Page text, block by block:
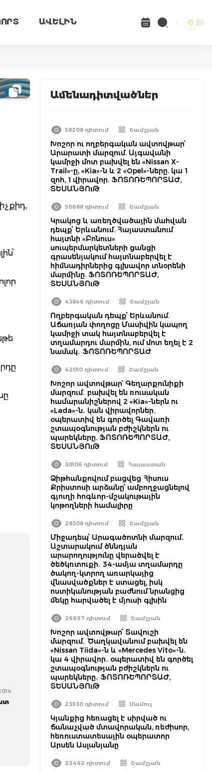
ԱՎԵԼԻՆ
Ամենադիտվածներ
58208 դիտում Շամշյան
Խոշոր ու ողբերգական ավտովթար՝
Արարատի մարզում. Այգավանի
կամրջի մոտ բախվել են «Nissan X-
Trail»-ը, «Kia»-ն և 2 «Opel»-ները. կա 1
զոհ, 1 վիրավոր. ՖՈՏՈՌԵՊՈՐՏԱԺ,
ՏԵՍԱՆՅՈւԹ
50688 դիտում Շամշյան
Կրակոց և առեղծվածային մահվան
դեպք՝ Երևանում. Հայաստանում
հայտնի «Բոնուս»
սուպերմարկետների ցանցի
գրասենյակում հայտնաբերվել է
հիմնադիրներից գլխավոր տնօրենի
մարմինը. ՖՈՏՈՌԵՊՈՐՏԱԺ,
ՏԵՍԱՆՅՈւԹ
43846 դիտում Շամշյան
Ողբերգական դեպք՝ Երևանում.
Աճառյան փողոցը Մասիվին կապող
կամրջի տակ հայտնաբերվել է
տղամարդու մարմին, ում մոտ եղել է 2
նամակ․ ՖՈՏՈՌԵՊՈՐՏԱԺ
42010 դիտում Շամշյան
Խոշոր ավտովթար՝ Գեղարքունիքի
մարզում․ բախվել են ռուսական
համարանիշներով 2 «Kia»-ներն ու
«Lada»-ն․ կան վիրավորներ.
օպերատիվ են գործել Գավառի
շտապօգնության բժիշկներն ու
պարեկները. ՖՈՏՈՌԵՊՈՐՏԱԺ,
ՏԵՍԱՆՅՈւԹ
30106 դիտում Հայաստան
Ձիթհանքովում բացվեց Հիսուս
Քրիստոսի արձանը՝ ամբողջացնելով
գյուղի հոգևոր-մշակութային
կոթողների համալիրը
28308 դիտում Շամշյան
Միջադեպ՝ Արագածոտնի մարզում․
Աշտարակում ծննդյան
արարողությունը վերածվել է
ծեծկռտուքի․ 34-ամյա տղամարդը
ծակող-կտրող առարկայից
վնասվածքներ է ստացել, իսկ
ոստիկանության բաժնում նրանցից
մեկը հարվածել է մյուսի գլխին
26697 դիտում Շամշյան
Խոշոր ավտովթար՝ Տավուշի
մարզում․ Ծաղկավանում բախվել են
«Nissan Tiida»-ն և «Mercedes Vito»-ն․
կա 4 վիրավոր․ օպերատիվ են գործել
շտապօգնության բժիշկներն ու
պարեկները․ ՖՈՏՈՌԵՊՈՐՏԱԺ,
ՏԵՍԱՆՅՈւԹ
23530 դիտում Մամուլ
Կյանքից հեռացել է սիրված ու
ճանաչված մտավորական, ռեժիսոր,
հեռուստատեսային օպերատոր
Արսեն Ասլանյանը
22462 դիտում Շամշյան